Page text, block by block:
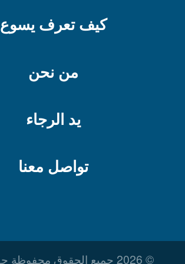
فيلبي الجزء الأول
كيف تعرف يسوع
من نحن
يد الرجاء
تواصل معنا
© 2026 جميع الحقوق محفوظة حقوق الطبع